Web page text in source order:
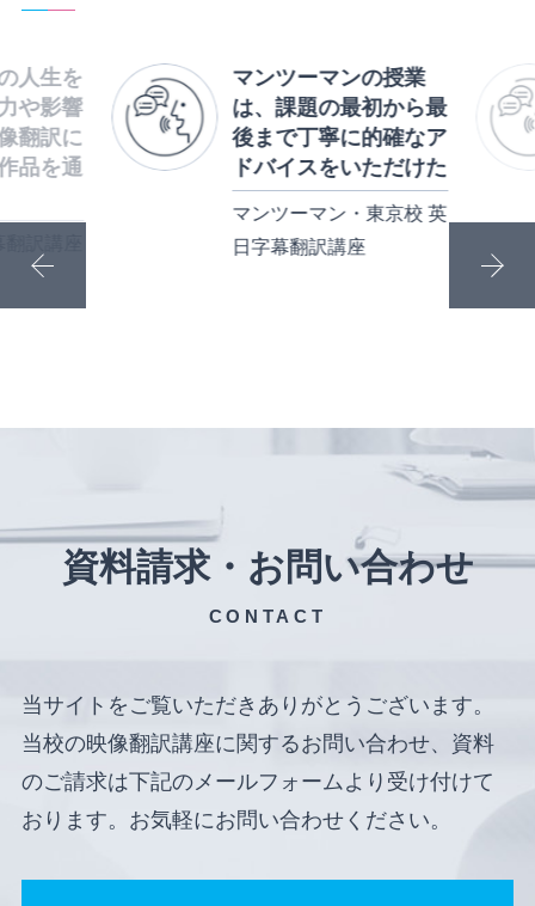
人生を
や影響
翻訳に
品を通
マンツーマンの授業
は、課題の最初から最
後まで丁寧に的確なア
ドバイスをいただけた
マンツーマン・東京校 英
日字幕翻訳講座
資料請求・お問い合わせ
CONTACT
当サイトをご覧いただきありがとうございます。
当校の映像翻訳講座に関するお問い合わせ、資料
のご請求は下記のメールフォームより受け付けて
おります。お気軽にお問い合わせください。